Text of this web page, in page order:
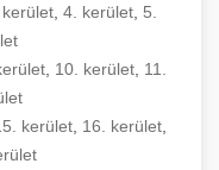
4. kerület 5.
, 10. kerület, 11.
kerület 16. kerület